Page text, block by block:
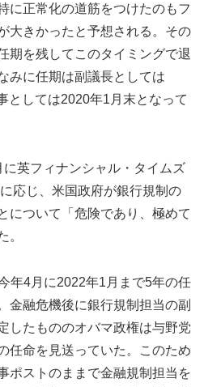
に正常化の道筋をつけたのもフ
大きかったと予想される。その
期を残してこのタイミングで退
みに任期は副議長としては
としては2020年1月末となって
英フィナンシャル・タイムズ
応じ、米国政府が銀行規制の
について「危険であり、極めて
。
年4月に2022年1月まで5年の任
金融危機後に銀行規制担当の副
したもののオバマ政権は与野党
任命を見送っていた。このため
ポストのままで金融規制担当を